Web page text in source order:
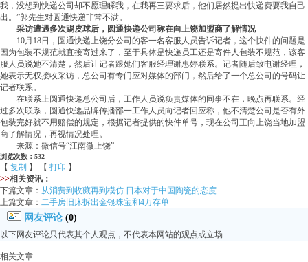
我，没想到快递公司却不愿理睬我，在我再三要求后，他们居然提出快递费要我自己
出。”郭先生对圆通快递非常不满。
采访遭遇多次踢皮球后，圆通快递公司称在向上饶加盟商了解情况
10月18日，圆通快递上饶分公司的客一名客服人员告诉记者，这个快件的问题是
因为包装不规范就直接寄过来了，至于具体是快递员工还是寄件人包装不规范，该客
服人员说她不清楚，然后让记者跟她们客服经理谢惠婷联系。记者随后致电谢经理，
她表示无权接收采访，总公司有专门应对媒体的部门，然后给了一个总公司的号码让
记者联系。
在联系上圆通快递总公司后，工作人员说负责媒体的同事不在，晚点再联系。经
过多次联系，圆通快递品牌传播部一工作人员向记者回应称，他不清楚公司是否有外
包装完好就不用赔偿的规定，根据记者提供的快件单号，现在公司正向上饶当地加盟
商了解情况，再视情况处理。
来源：微信号“江南微上饶”
浏览次数：532
【 复制 】 【 打印 】
>>相关资讯：
下篇文章： 从消费到收藏再到模仿 日本对于中国陶瓷的态度
上篇文章： 二手房旧床拆出金银珠宝和4万存单
网友评论 (0)
以下网友评论只代表其个人观点，不代表本网站的观点或立场
相关文章